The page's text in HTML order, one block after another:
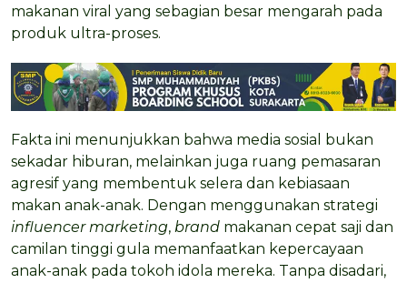
makanan viral yang sebagian besar mengarah pada
produk ultra-proses.
Fakta ini menunjukkan bahwa media sosial bukan
sekadar hiburan, melainkan juga ruang pemasaran
agresif yang membentuk selera dan kebiasaan
makan anak-anak. Dengan menggunakan strategi
influencer marketing, brand makanan cepat saji dan
camilan tinggi gula memanfaatkan kepercayaan
anak-anak pada tokoh idola mereka. Tanpa disadari,